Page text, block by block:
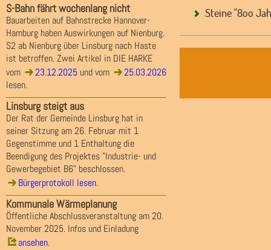
S-Bahn fährt wochenlang nicht
Bauarbeiten auf Bahnstrecke Hannover-
Hamburg haben Auswirkungen auf Nienburg.
S2 ab Nienburg über Linsburg nach Haste
ist betroffen. Zwei Artikel in DIE HARKE
vom
23.12.2025 und vom
25.03.2026
lesen.
Linsburg steigt aus
Der Rat der Gemeinde Linsburg hat in
seiner Sitzung am 26. Februar mit 1
Gegenstimme und 1 Enthaltung die
Beendigung des Projektes "Industrie- und
Gewerbegebiet B6" beschlossen.
Bürgerprotokoll lesen.
Kommunale Wärmeplanung
Öffentliche Abschlussveranstaltung am 20.
November 2025. Infos und Einladung
ansehen.
Steine "8oo